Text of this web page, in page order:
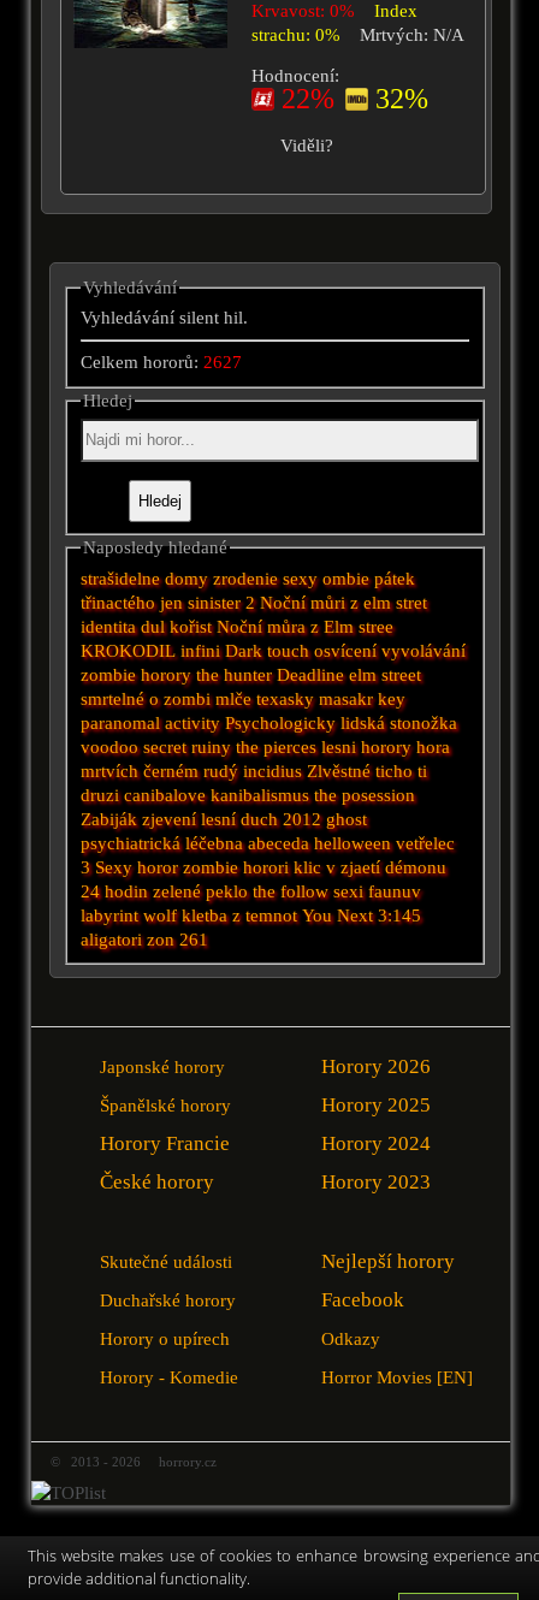
Krvavost: 0%
Index
strachu: 0%
Mrtvých: N/A
Hodnocení:
22% 32%
Viděli?
Vyhledávání
Vyhledávání silent hil.
Celkem hororů:2627
Hledej
Naposledy hledané
strašidelne domy zrodenie sexy ombie pátek
třinactého jen sinister 2 Noční můri z elm stret
identita dul kořist Noční můra z Elm stree
KROKODIL infini Dark touch osvícení vyvolávání
zombie horory the hunter Deadline elm street
smrtelné o zombi mlče texasky masakr key
paranomal activity Psychologicky lidská stonožka
voodoo secret ruiny the pierces lesni hororyhora
mrtvích černém rudý incidius Zlvěstné ticho ti
druzi canibalove kanibalismus the posession
Zabiják zjevení lesní duch 2012 ghost
psychiatrická léčebna abeceda helloween vetřelec
3 Sexy horor zombie horori klic v zjaetí démonu
24 hodin zelené peklo the follow sexi faunuv
labyrint wolf kletba z temnot You Next 3:145
aligatori zon 261
Japonské horory
Španělské horory
Horory Francie
České horory
Horory 2026
Horory 2025
Horory 2024
Horory 2023
Skutečné události
Duchařské horory
Horory o upírech
Horory - Komedie
Nejlepší horory
Facebook
Odkazy
Horror Movies [EN]
© 2013 - 2026 horrory.cz
This website makes use of cookies to enhance browsing experience
provide additional functionality.